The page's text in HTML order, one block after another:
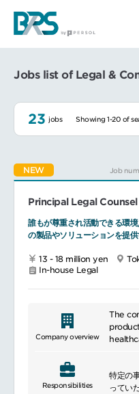
Jobs list of Legal &
23 jobs Showing 1-20 of
NEW Job
Principal Legal Counsel
誰もが尊重され活動できる環
の製品やソリューションを提
13 - 18 million yen
In-house Legal
Company overview
The
Responsibilities
特定の
ってい